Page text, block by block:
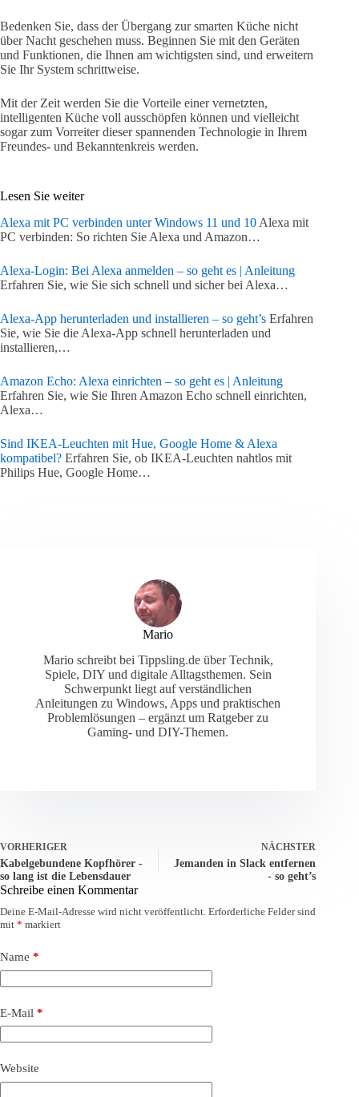
Bedenken Sie, dass der Übergang zur smarten Küche nicht
über Nacht geschehen muss. Beginnen Sie mit den Geräten
und Funktionen, die Ihnen am wichtigsten sind, und erweitern
Sie Ihr System schrittweise.
Mit der Zeit werden Sie die Vorteile einer vernetzten,
intelligenten Küche voll ausschöpfen können und vielleicht
sogar zum Vorreiter dieser spannenden Technologie in Ihrem
Freundes- und Bekanntenkreis werden.
Lesen Sie weiter
Alexa mit PC verbinden unter Windows 11 und 10 Alexa mit
PC verbinden: So richten Sie Alexa und Amazon…
Alexa-Login: Bei Alexa anmelden – so geht es | Anleitung
Erfahren Sie, wie Sie sich schnell und sicher bei Alexa…
Alexa-App herunterladen und installieren – so geht’s Erfahren
Sie, wie Sie die Alexa-App schnell herunterladen und
installieren,…
Amazon Echo: Alexa einrichten – so geht es | Anleitung
Erfahren Sie, wie Sie Ihren Amazon Echo schnell einrichten,
Alexa…
Sind IKEA-Leuchten mit Hue, Google Home & Alexa
kompatibel? Erfahren Sie, ob IKEA-Leuchten nahtlos mit
Philips Hue, Google Home…
Mario
Mario schreibt bei Tippsling.de über Technik,
Spiele, DIY und digitale Alltagsthemen. Sein
Schwerpunkt liegt auf verständlichen
Anleitungen zu Windows, Apps und praktischen
Problemlösungen – ergänzt um Ratgeber zu
Gaming- und DIY-Themen.
VORHERIGER
Kabelgebundene Kopfhörer -
so lang ist die Lebensdauer
NÄCHSTER
Jemanden in Slack entfernen
- so geht’s
Schreibe einen Kommentar
Deine E-Mail-Adresse wird nicht veröffentlicht. Erforderliche Felder sind
mit * markiert
Name *
E-Mail *
Website